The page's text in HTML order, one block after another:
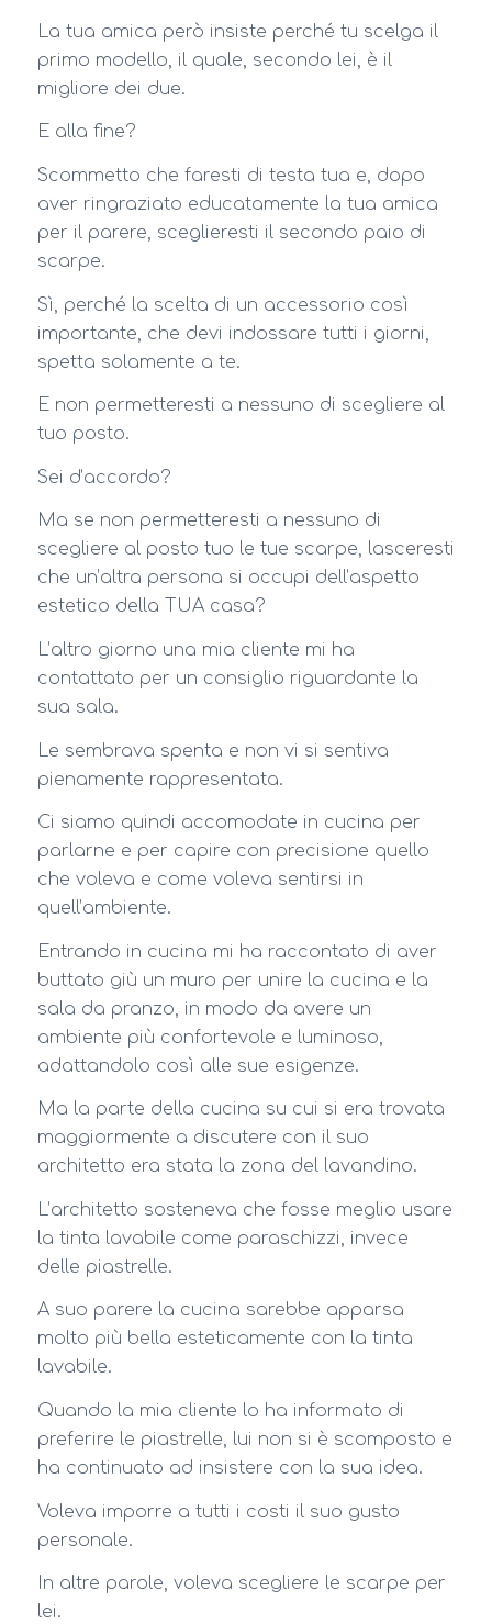
La tua amica però insiste perché tu scelga il
primo modello, il quale, secondo lei, è il
migliore dei due.
E alla fine?
Scommetto che faresti di testa tua e, dopo
aver ringraziato educatamente la tua amica
per il parere, sceglieresti il secondo paio di
scarpe.
Sì, perché la scelta di un accessorio così
importante, che devi indossare tutti i giorni,
spetta solamente a te.
E non permetteresti a nessuno di scegliere al
tuo posto.
Sei d’accordo?
Ma se non permetteresti a nessuno di
scegliere al posto tuo le tue scarpe, lasceresti
che un’altra persona si occupi dell’aspetto
estetico della TUA casa?
L’altro giorno una mia cliente mi ha
contattato per un consiglio riguardante la
sua sala.
Le sembrava spenta e non vi si sentiva
pienamente rappresentata.
Ci siamo quindi accomodate in cucina per
parlarne e per capire con precisione quello
che voleva e come voleva sentirsi in
quell’ambiente.
Entrando in cucina mi ha raccontato di aver
buttato giù un muro per unire la cucina e la
sala da pranzo, in modo da avere un
ambiente più confortevole e luminoso,
adattandolo così alle sue esigenze.
Ma la parte della cucina su cui si era trovata
maggiormente a discutere con il suo
architetto era stata la zona del lavandino.
L’architetto sosteneva che fosse meglio usare
la tinta lavabile come paraschizzi, invece
delle piastrelle.
A suo parere la cucina sarebbe apparsa
molto più bella esteticamente con la tinta
lavabile.
Quando la mia cliente lo ha informato di
preferire le piastrelle, lui non si è scomposto e
ha continuato ad insistere con la sua idea.
Voleva imporre a tutti i costi il suo gusto
personale.
In altre parole, voleva scegliere le scarpe per
lei.